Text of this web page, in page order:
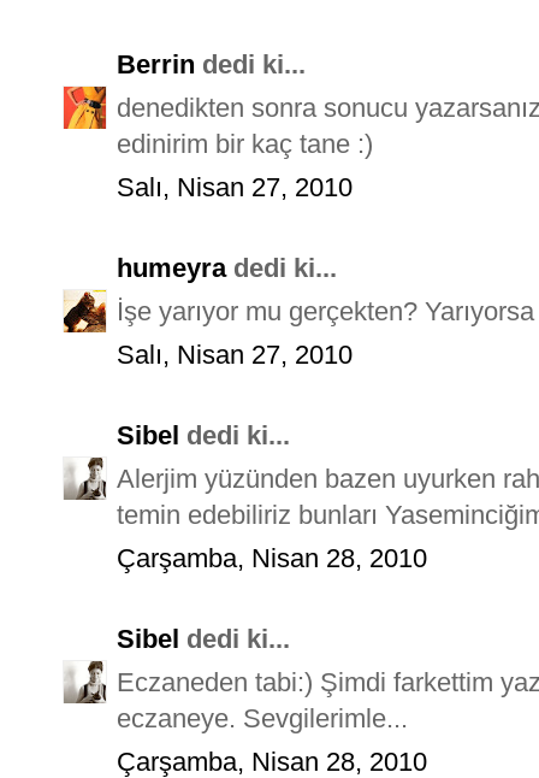
Berrin dedi ki...
denedikten sonra sonucu
edinirim bir kaç tane :)
Salı, Nisan 27, 2010
humeyradedi ki...
İşe yarıyor mu gerçekten?
Salı, Nisan 27, 2010
Sibel dedi ki...
Alerjim yüzünden bazen uyurken
temin edebiliriz bunları
Çarşamba, Nisan 28, 2010
Sibel dedi ki...
Eczaneden tabi:) Şimdi farkettim
eczaneye. Sevgilerimle...
Çarşamba, Nisan 28, 2010